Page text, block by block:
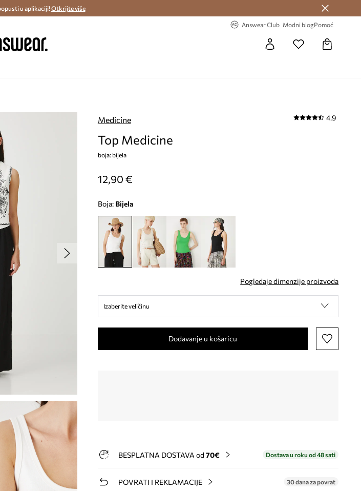
Dostava u roku 48 sati >
u aplikaciji!Otkrijte više
Answear Club Modni blogPomoć
Medicine 4.9
Top Medicine
boja: bijela
12,90 €
Boja: bijela
Pogledaje dimenzije proizvoda
Izaberite veličinu
Dodavanje u košaricu
BESPLATNA DOSTAVA od 70€ Dostava u roku od 48 sati
POVRATI I REKLAMACIJE 30 dana za povrat